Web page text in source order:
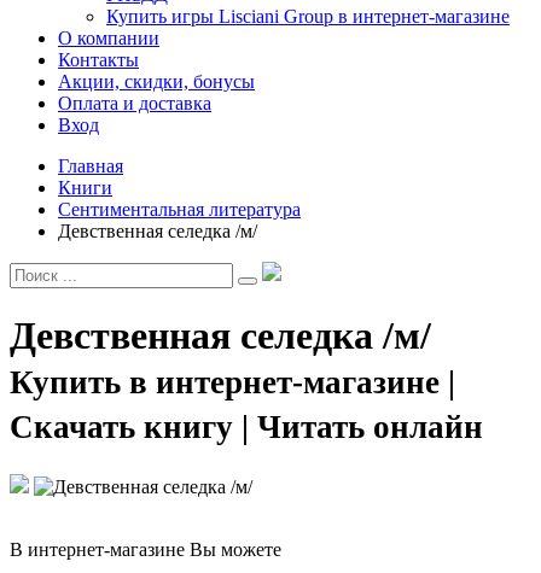
Купить игры Lisciani Group в интернет-магазине
О компании
Контакты
Акции, скидки, бонусы
Оплата и доставка
Вход
Главная
Книги
Сентиментальная литература
Девственная селедка /м/
Девственная селедка /м/
Купить в интернет-магазине |
Скачать книгу | Читать онлайн
В интернет-магазине Вы можете